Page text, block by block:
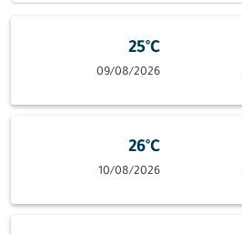
25°C
09/08/2026
26°C
10/08/2026